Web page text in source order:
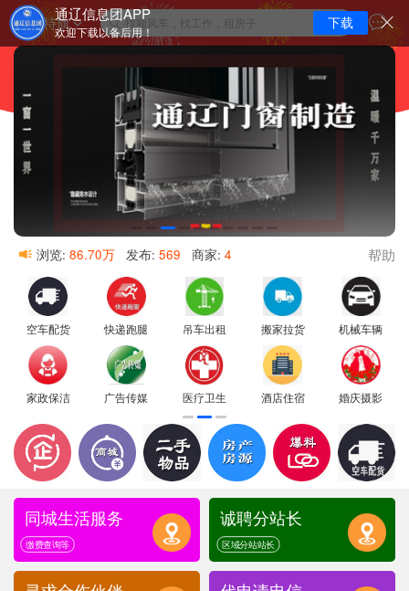
通辽信息团APP
欢迎下载以备后用！
下载
扎鲁特旗 找顺风车，找工作，租房子
浏览: 86.70万 发布: 569 商家: 4 帮助
空车配货 快递跑腿 吊车出租 搬家拉货 机械车辆
家政保洁 广告传媒 医疗卫生 酒店住宿 婚庆摄影
同城生活服务
缴费查询等
诚聘分站长
区域分站站长